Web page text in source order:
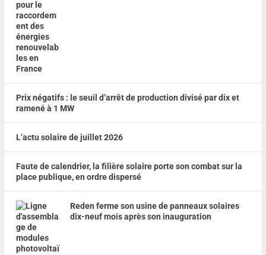
Prix négatifs : le seuil d’arrêt de production divisé par dix et
ramené à 1 MW
L’actu solaire de juillet 2026
Faute de calendrier, la filière solaire porte son combat sur la
place publique, en ordre dispersé
Reden ferme son usine de panneaux solaires
dix-neuf mois après son inauguration